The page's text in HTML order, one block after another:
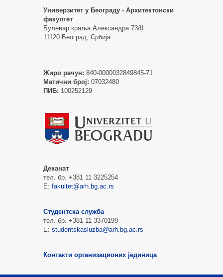
Универзитет у Београду - Архитектонски
факултет
Булевар краља Александра 73/II
11120 Београд, Србија
Жиро рачун: 840-0000032849845-71
Матични број: 07032480
ПИБ: 100252129
Деканат
тел. бр. +381 11 3225254
Е: fakultet@arh.bg.ac.rs
Студентска служба
тел. бр. +381 11 3370199
Е: studentskasluzba@arh.bg.ac.rs
Контакти организационих јединица